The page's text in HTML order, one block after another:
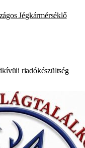
Jégkármérséklő
riadókészültség